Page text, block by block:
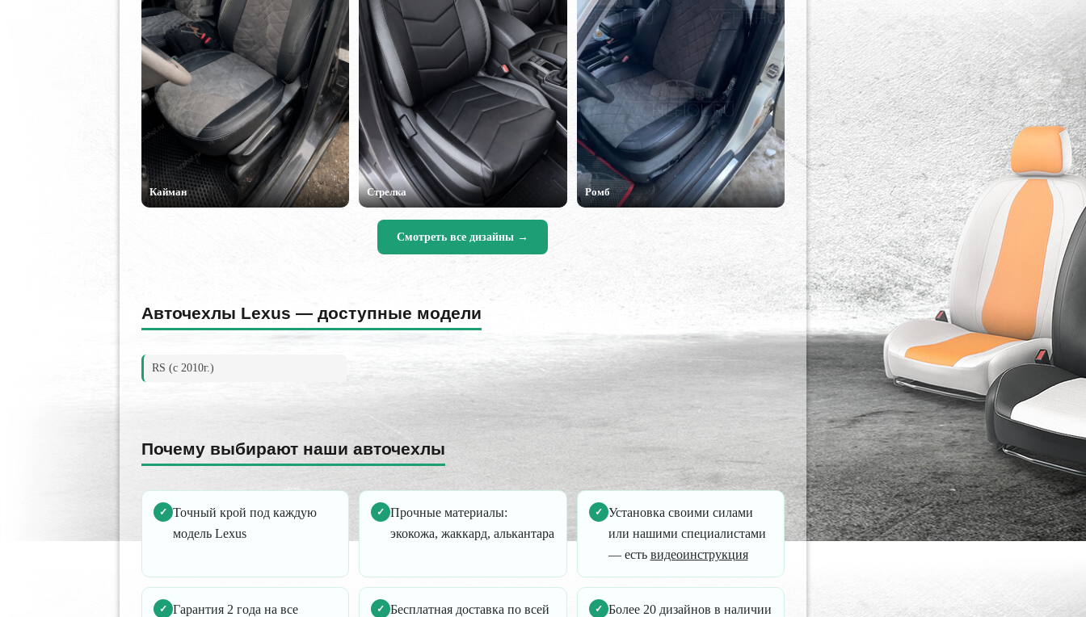
Кайман Стрелка Ромб
Смотреть все дизайны →
Авточехлы Lexus — доступные модели
RS (c 2010г.)
Почему выбирают наши авточехлы
✓ Точный крой под каждую
модель Lexus
✓ Прочные материалы:
экокожа, жаккард, алькантара
✓ Установка своими силами
или нашими специалистами
— есть видеоинструкция
✓ Гарантия 2 года на все
✓ Бесплатная доставка по всей
✓ Более 20 дизайнов в наличии